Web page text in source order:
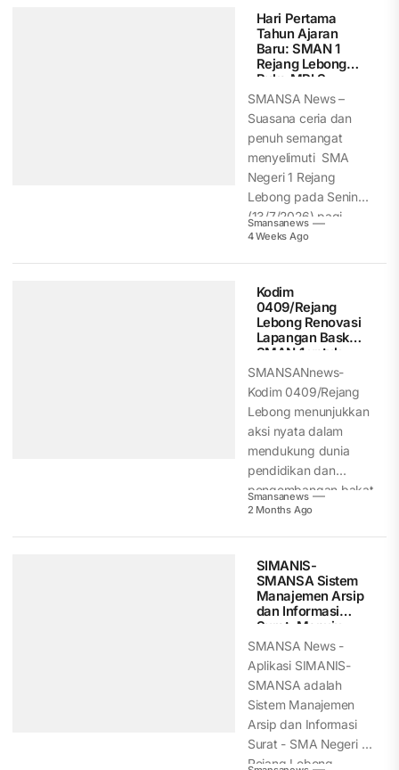
Hari Pertama
Tahun Ajaran
Baru: SMAN 1
Rejang Lebong
Buka MPLS
Ramah, Aman,
Menyenangkan
SMANSA News –
Suasana ceria dan
penuh semangat
menyelimuti SMA
Negeri 1 Rejang
Lebong pada Senin
(13/7/2026) pagi.
Menandai
Smansanews
4 Weeks Ago
Kodim
0409/Rejang
Lebong Renovasi
Lapangan Basket
SMAN 1 untuk
Tingkatkan
Prestasi Siswa
SMANSANnews-
Kodim 0409/Rejang
Lebong menunjukkan
aksi nyata dalam
mendukung dunia
pendidikan dan
pengembangan bakat
generasi muda.
Smansanews
2 Months Ago
SIMANIS-
SMANSA Sistem
Manajemen Arsip
dan Informasi
Surat, Menuju
Smart School –
Edugital
SMANSA News -
Aplikasi SIMANIS-
SMANSA adalah
Sistem Manajemen
Arsip dan Informasi
Surat - SMA Negeri 1
Rejang Lebong,